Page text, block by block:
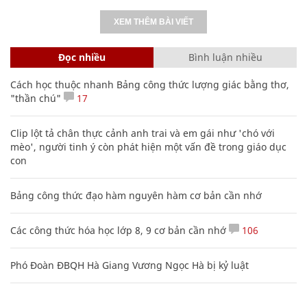
XEM THÊM BÀI VIẾT
Đọc nhiều Bình luận nhiều
Cách học thuộc nhanh Bảng công thức lượng giác bằng thơ,
"thần chú"
17
Clip lột tả chân thực cảnh anh trai và em gái như 'chó với
mèo', người tinh ý còn phát hiện một vấn đề trong giáo dục
con
Bảng công thức đạo hàm nguyên hàm cơ bản cần nhớ
Các công thức hóa học lớp 8, 9 cơ bản cần nhớ 106
Phó Đoàn ĐBQH Hà Giang Vương Ngọc Hà bị kỷ luật